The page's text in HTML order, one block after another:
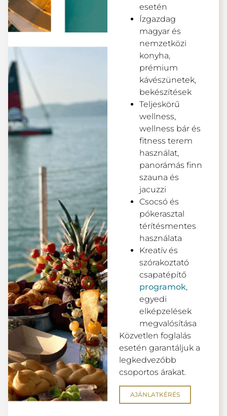
esetén
Ízgazdag
magyar és
nemzetközi
konyha,
prémium
kávészünetek,
bekészítések
Teljeskörű
wellness,
wellness bár és
fitness terem
használat,
panorámás finn
szauna és
jacuzzi
Csocsó és
pókerasztal
térítésmentes
használata
Kreatív és
szórakoztató
csapatépítő
programok,
egyedi
elképzelések
megvalósítása
Közvetlen foglalás
esetén garantáljuk a
legkedvezőbb
csoportos árakat.
AJÁNLATKÉRÉS